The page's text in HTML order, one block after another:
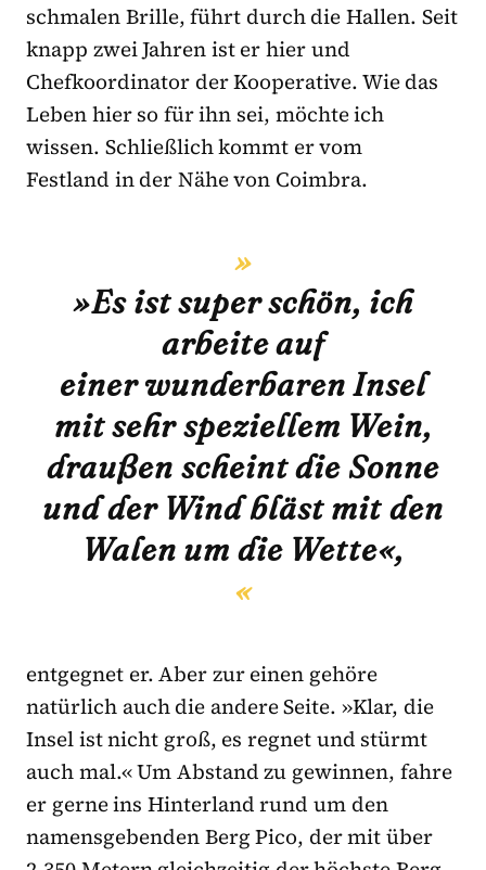
schmalen Brille, führt durch die Hallen. Seit
knapp zwei Jahren ist er hier und
Chefkoordinator der Kooperative. Wie das
Leben hier so für ihn sei, möchte ich
wissen. Schließlich kommt er vom
Festland in der Nähe von Coimbra.
»Es ist super schön, ich
arbeite auf
einer wunderbaren Insel
mit sehr speziellem Wein,
draußen scheint die Sonne
und der Wind bläst mit den
Walen um die Wette«,
entgegnet er. Aber zur einen gehöre
natürlich auch die andere Seite. »Klar, die
Insel ist nicht groß, es regnet und stürmt
auch mal.« Um Abstand zu gewinnen, fahre
er gerne ins Hinterland rund um den
namensgebenden Berg Pico, der mit über